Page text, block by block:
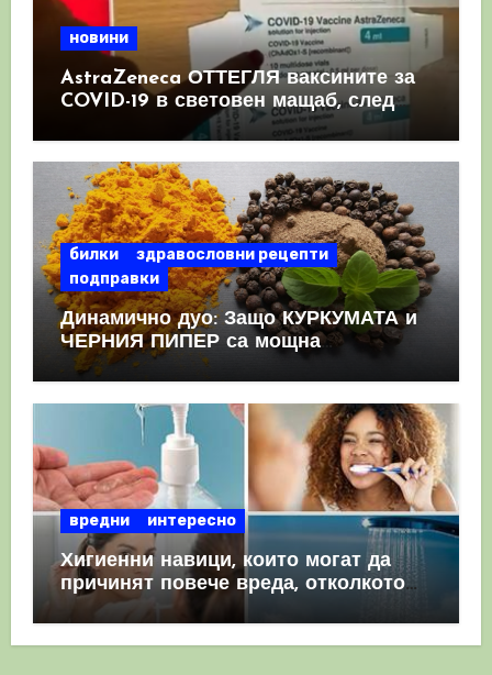
новини
AstraZeneca ОТТЕГЛЯ ваксините за
COVID-19 в световен мащаб, след
като призна, че те причиняват
билки
здравословни рецепти
подправки
Динамично дуо: Защо КУРКУМАТА и
ЧЕРНИЯ ПИПЕР са мощна
комбинация
вредни интересно
Хигиенни навици, които могат да
причинят повече вреда, отколкото
полза